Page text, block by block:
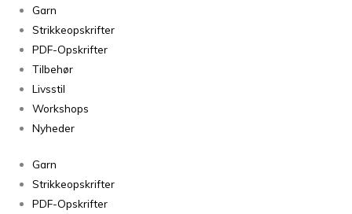
Garn
Strikkeopskrifter
PDF-Opskrifter
Tilbehør
Livsstil
Workshops
Nyheder
Garn
Strikkeopskrifter
PDF-Opskrifter
Barselsgaven
antal